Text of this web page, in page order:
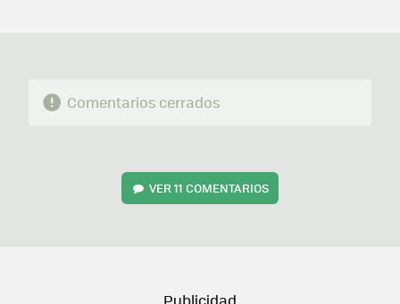
Comentarios cerrados
VER11 COMENTARIOS